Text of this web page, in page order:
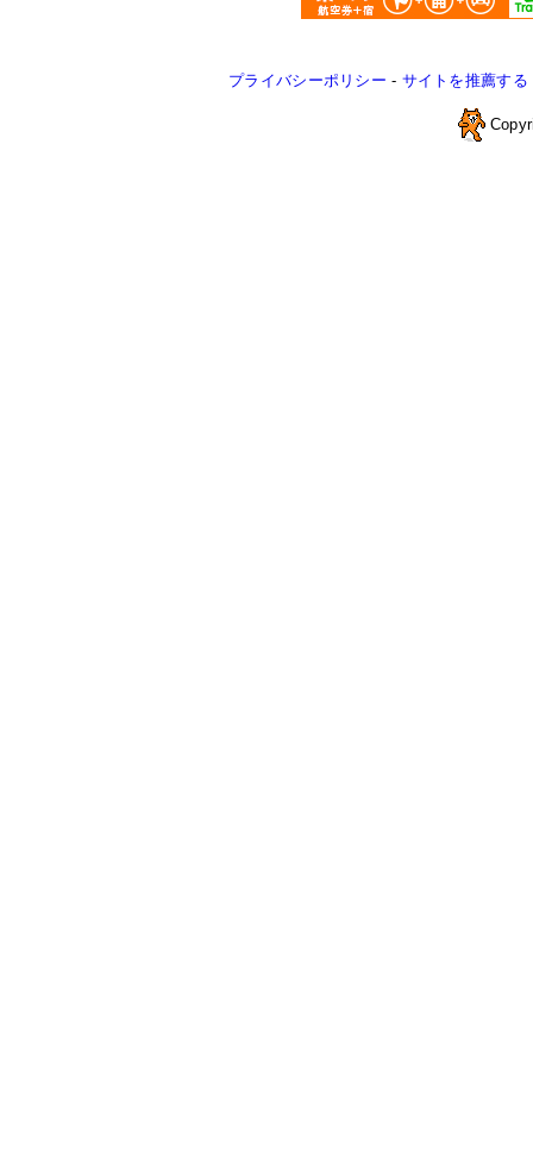
プライバシーポリシー - サイトを推薦する